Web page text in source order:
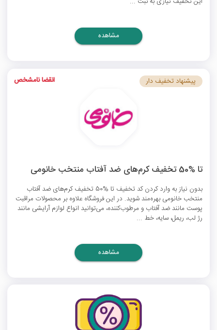
مشاهده
تا %50 تخفیف کرم‌های ضد آفتاب منتخب خانومی
بدون نیاز به وارد کردنکد تخفیف
تا %50 تخفیف کرم‌های ضد آفتاب
منتخب خانومی بهره‌مند شوید. در این فروشگاه علاوه بر محصولات مراقبت
پوست مانند ضد آفتاب و مرطوب‌کننده، می‌توانید انواع لوازم آرایشی مانند
رژ لب، ریمل، سایه، خط ...
پیشنهاد تخفیف دار انقضا نامشخص
مشاهده